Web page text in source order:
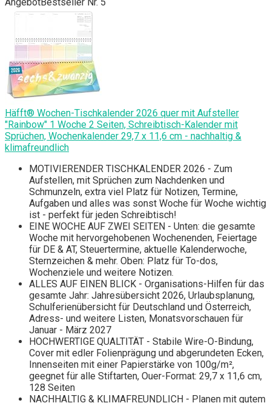
Häfft® Wochen-Tischkalender 2026 quer mit Aufsteller
"Rainbow" 1 Woche 2 Seiten, Schreibtisch-Kalender mit
Sprüchen, Wochenkalender 29,7 x 11,6 cm - nachhaltig &
klimafreundlich
MOTIVIERENDER TISCHKALENDER 2026 - Zum
Aufstellen, mit Sprüchen zum Nachdenken und
Schmunzeln, extra viel Platz für Notizen, Termine,
Aufgaben und alles was sonst Woche für Woche wichtig
ist - perfekt für jeden Schreibtisch!
EINE WOCHE AUF ZWEI SEITEN - Unten: die gesamte
Woche mit hervorgehobenen Wochenenden, Feiertage
für DE & AT, Steuertermine, aktuelle Kalenderwoche,
Sternzeichen & mehr. Oben: Platz für To-dos,
Wochenziele und weitere Notizen.
ALLES AUF EINEN BLICK - Organisations-Hilfen für das
gesamte Jahr: Jahresübersicht 2026, Urlaubsplanung,
Schulferienübersicht für Deutschland und Österreich,
Adress- und weitere Listen, Monatsvorschauen für
Januar - März 2027
HOCHWERTIGE QUALTITÄT - Stabile Wire-O-Bindung,
Cover mit edler Folienprägung und abgerundeten Ecken,
Innenseiten mit einer Papierstärke von 100g/m²,
geegnet für alle Stiftarten, Ouer-Format: 29,7 x 11,6 cm,
128 Seiten
NACHHALTIG & KLIMAFREUNDLICH - Planen mit gutem